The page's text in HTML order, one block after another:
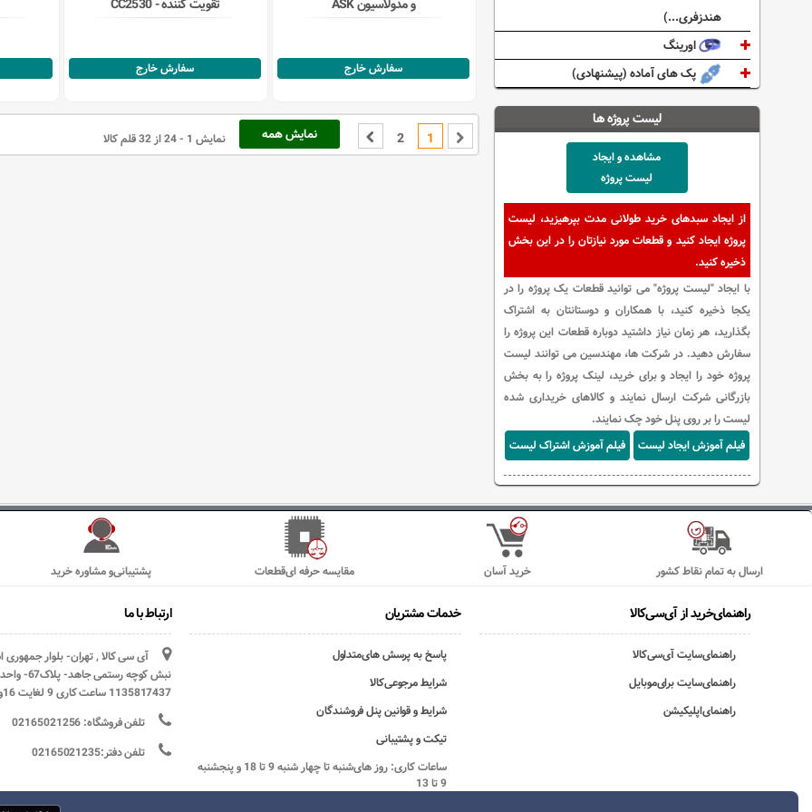
و مدولاسیون ASK
سفارش خارج
تقویت کننده - CC2530
سفارش خارج
نمایش همه 1
2 نمایش 1 - 24 از 32 قلم کالا
هندزفری...)
اورینگ
پک های آماده (پیشنهادی)
لیست پروژه ها
مشاهده و ایجاد
لیست پروژه
از ایجاد سبدهای خرید طولانی مدت بپرهیزید، لیست
پروژه ایجاد کنید و قطعات مورد نیازتان را در این بخش
ذخیره کنید.
با ایجاد "لیست پروژه" می توانید قطعات یک پروژه را در
یکجا ذخیره کنید، با همکاران و دوستانتان به اشتراک
بگذارید، هر زمان نیاز داشتید دوباره قطعات این پروژه را
سفارش دهید. در شرکت ها، مهندسین می توانند لیست
پروژه خود را ایجاد و برای خرید، لینک پروژه را به بخش
بازرگانی شرکت ارسال نمایند و کالاهای خریداری شده
لیست را بر روی پنل خود چک نمایند.
فیلم آموزش ایجاد لیست
فیلم آموزش اشتراک لیست
پشتیبانی‌و مشاوره خرید مقایسه حرفه ای‌قطعات خرید آسان ارسال به تمام نقاط کشور
راهنمای‌خرید از آی‌سی‌کالا
راهنمای‌سایت آی‌سی‌کالا
راهنمای‌سایت برای‌موبایل
راهنمای‌اپلیکیشن
خدمات مشتریان
پاسخ به پرسش های‌متداول
شرایط مرجوعی‌کالا
شرایط و قوانین پنل فروشندگان
تیکت و پشتیبانی
ساعات کاری: روز های‌شنبه تا چهار شنبه 9 تا 18 و پنجشنبه
9 تا 13
ارتباط با ما
آی سی کالا , تهران- بلوار
1135817437 ساعت کاری 9 لغایت 16و پنج شنبه ها تعطیل
تلفن فروشگاه: 02165021256
تلفن دفتر:02165021235